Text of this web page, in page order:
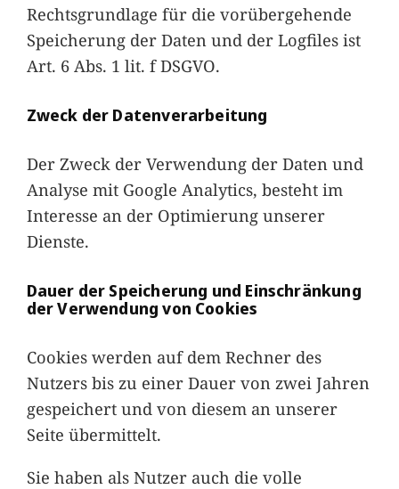
Rechtsgrundlage für die vorübergehende
Speicherung der Daten und der Logfiles ist
Art. 6 Abs. 1 lit. f DSGVO.
Zweck der Datenverarbeitung
Der Zweck der Verwendung der Daten und
Analyse mit Google Analytics, besteht im
Interesse an der Optimierung unserer
Dienste.
Dauer der Speicherung und Einschränkung
der Verwendung von Cookies
Cookies werden auf dem Rechner des
Nutzers bis zu einer Dauer von zwei Jahren
gespeichert und von diesem an unserer
Seite übermittelt.
Sie haben als Nutzer auch die volle